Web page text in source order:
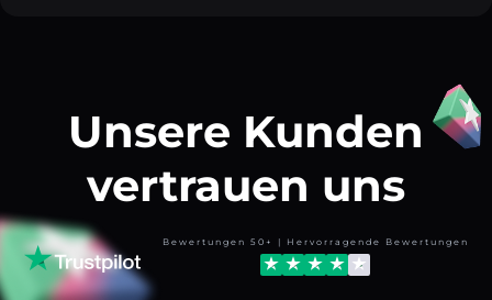
Unsere Kunden
vertrauen uns
Bewertungen 50+ | Hervorragende Bewertungen